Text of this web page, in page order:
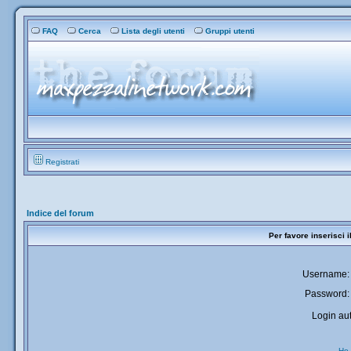
FAQ Cerca Lista degli utenti Gruppi utenti
Registrati
Indice del forum
Per favore inserisci
Username:
Password:
Login